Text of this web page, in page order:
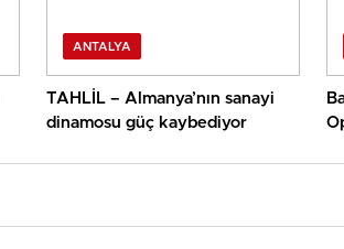
ANTALYA
TAHLİL – Almanya’nın sanayi
dinamosu güç kaybediyor